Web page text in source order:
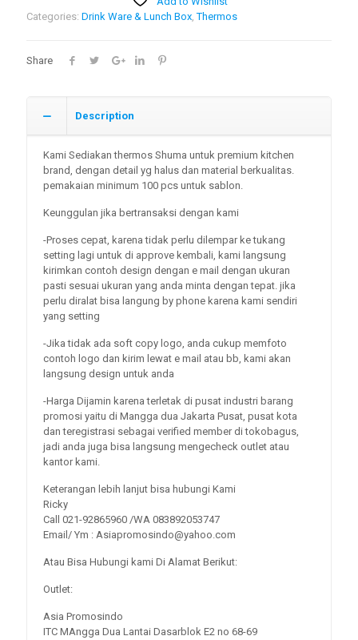
Categories: Drink Ware & Lunch Box,Thermos
Share
Description
Kami Sediakan thermos Shuma untuk premium kitchen
brand, dengan detail yg halus dan material berkualitas.
pemakaian minimum 100 pcs untuk sablon.
Keunggulan jika bertransaksi dengan kami
-Proses cepat, karena tidak perlu dilempar ke tukang
setting lagi untuk di approve kembali, kami langsung
kirimkan contoh design dengan e mail dengan ukuran
pasti sesuai ukuran yang anda minta dengan tepat. jika
perlu diralat bisa langung by phone karena kami sendiri
yang setting
-Jika tidak ada soft copy logo, anda cukup memfoto
contoh logo dan kirim lewat e mail atau bb, kami akan
langsung design untuk anda
-Harga Dijamin karena terletak di pusat industri barang
promosi yaitu di Mangga dua Jakarta Pusat, pusat kota
dan teregistrasi sebagai verified member di tokobagus,
jadi anda juga bisa langsung mengecheck outlet atau
kantor kami.
Keterangan lebih lanjut bisa hubungi Kami
Ricky
Call 021-92865960 /WA 083892053747
Email/ Ym : Asiapromosindo@yahoo.com
Atau Bisa Hubungi kami Di Alamat Berikut:
Outlet:
Asia Promosindo
ITC MAngga Dua Lantai Dasarblok E2 no 68-69